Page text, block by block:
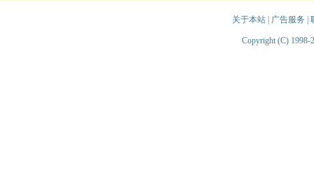
关于本站| 广告服务
Copyright (C) 1998-